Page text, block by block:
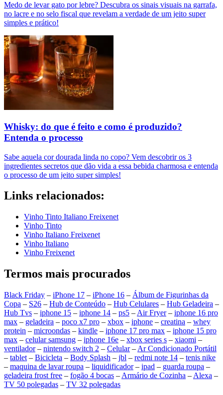
Medo de levar gato por lebre? Descubra os sinais visuais na garrafa,
no lacre e no selo fiscal que revelam a verdade de um jeito super
simples e prático!
Whisky: do que é feito e como é produzido?
Entenda o processo
Sabe aquela cor dourada linda no copo? Vem descobrir os 3
ingredientes secretos que dão vida a essa bebida charmosa e entenda
o processo de um jeito super simples!
Links relacionados:
Vinho Tinto Italiano Freixenet
Vinho Tinto
Vinho Italiano Freixenet
Vinho Italiano
Vinho Freixenet
Termos mais procurados
Black Friday – iPhone 17 – iPhone 16 – Álbum de Figurinhas da
Copa – S26 – Hub de Conteúdo – Hub Celulares – Hub Geladeira –
Hub Tvs – iphone 15 – iphone 14 – ps5 – Air Fryer– iphone 16 pro
max – geladeira – poco x7 pro – xbox – iphone – creatina – whey
protein – microondas – kindle – iphone 17 pro max – iphone 15 pro
max – celular samsung – iphone 16e – xbox series s – xiaomi –
ventilador– nintendo switch 2 – Celular– Ar Condicionado Portátil
– tablet – Bicicleta – Body Splash – jbl – redmi note 14 – tenis nike
– maquina de lavar roupa – liquidificador– ipad – guarda roupa –
geladeira frost free – fogão 4 bocas – Armário de Cozinha – Alexa –
TV 50 polegadas – TV 32 polegadas